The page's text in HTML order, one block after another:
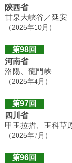
陝西省
甘泉大峡谷／延安
（2025年10月）
第98回
河南省
洛陽、龍門峡
（2025年4月）
第97回
四川省
甲玉拉措、玉科草
（2025年7月）
第96回